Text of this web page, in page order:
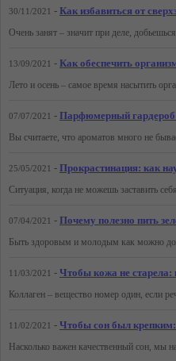
30/11/2021 - Как избавиться от
13/09/2021 - Как обеспечить
07/07/2021 - Парфюмерный
25/05/2021 - Прокрастинация: как
07/04/2021 - Почему полезно пить
11/03/2021 - Чтобы кожа не старела:
11/02/2021 - Чтобы сон был крепким: